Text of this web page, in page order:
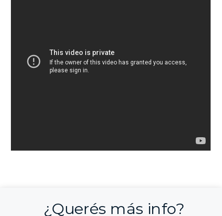
¿Querés más info?